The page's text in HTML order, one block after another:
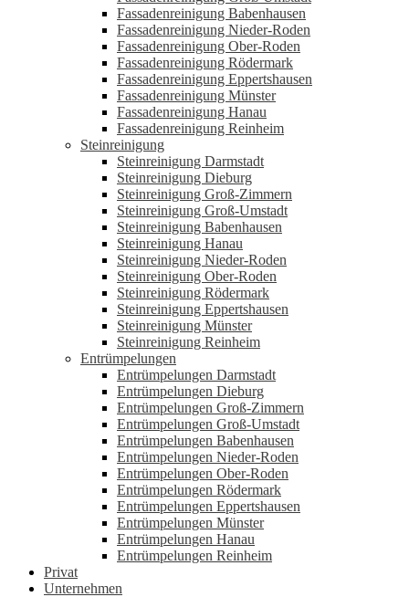
Fassadenreinigung Babenhausen
Fassadenreinigung Nieder-Roden
Fassadenreinigung Ober-Roden
Fassadenreinigung Rödermark
Fassadenreinigung Eppertshausen
Fassadenreinigung Münster
Fassadenreinigung Hanau
Fassadenreinigung Reinheim
Steinreinigung
Steinreinigung Darmstadt
Steinreinigung Dieburg
Steinreinigung Groß-Zimmern
Steinreinigung Groß-Umstadt
Steinreinigung Babenhausen
Steinreinigung Hanau
Steinreinigung Nieder-Roden
Steinreinigung Ober-Roden
Steinreinigung Rödermark
Steinreinigung Eppertshausen
Steinreinigung Münster
Steinreinigung Reinheim
Entrümpelungen
Entrümpelungen Darmstadt
Entrümpelungen Dieburg
Entrümpelungen Groß-Zimmern
Entrümpelungen Groß-Umstadt
Entrümpelungen Babenhausen
Entrümpelungen Nieder-Roden
Entrümpelungen Ober-Roden
Entrümpelungen Rödermark
Entrümpelungen Eppertshausen
Entrümpelungen Münster
Entrümpelungen Hanau
Entrümpelungen Reinheim
Privat
Unternehmen